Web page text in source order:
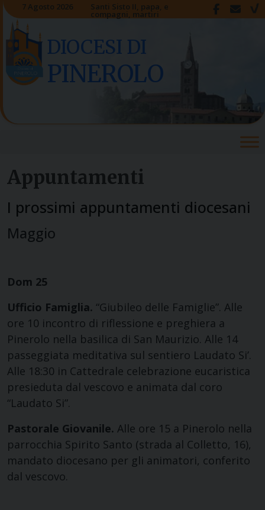
Skip
content DIOCESI DI
PINEROLO
7 Agosto 2026 Santi Sisto II, papa, e
compagni, martiri
Appuntamenti
I prossimi appuntamenti diocesani
Maggio
Dom 25
Ufficio Famiglia. “Giubileo delle Famiglie”. Alle
ore 10 incontro di riflessione e preghiera a
Pinerolo nella basilica di San Maurizio. Alle 14
passeggiata meditativa sul sentiero Laudato Si’.
Alle 18:30 in Cattedrale celebrazione eucaristica
presieduta dal vescovo e animata dal coro
“Laudato Si”.
Pastorale Giovanile. Alle ore 15 a Pinerolo nella
parrocchia Spirito Santo (strada al Colletto, 16),
mandato diocesano per gli animatori, conferito
dal vescovo.